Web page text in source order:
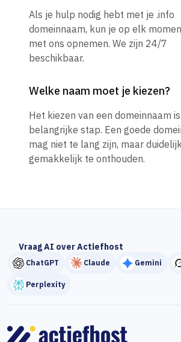
Als je hulp nodig hebt met je .info
domeinnaam, kun je op elk
met ons opnemen. We zijn 24/7
beschikbaar.
Welke naam moet je kiezen?
Het kiezen van een domeinnaam
belangrijke stap. Een goede
mag niet te lang zijn, maar
gemakkelijk te onthouden.
Vraag AI over Actiefhost
ChatGPT Claude Gemini
Perplexity